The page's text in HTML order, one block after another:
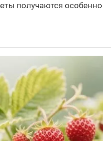
получаются особенно